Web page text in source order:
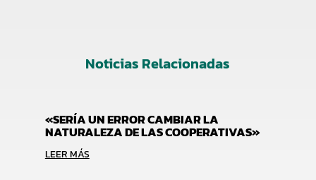
Noticias Relacionadas
«SERÍA UN ERROR CAMBIAR LA
NATURALEZA DE LAS COOPERATIVAS»
LEER MÁS